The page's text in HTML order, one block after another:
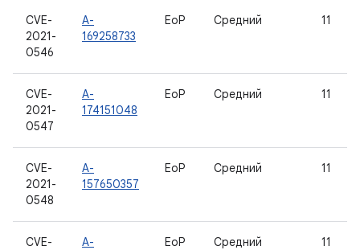
CVE-
2021-
0546
A-
169258733
EoP Средний 11
CVE-
2021-
0547
A-
174151048
EoP Средний 11
CVE-
2021-
0548
A-
157650357
EoP Средний 11
CVE-
A-
EoP Средний 11